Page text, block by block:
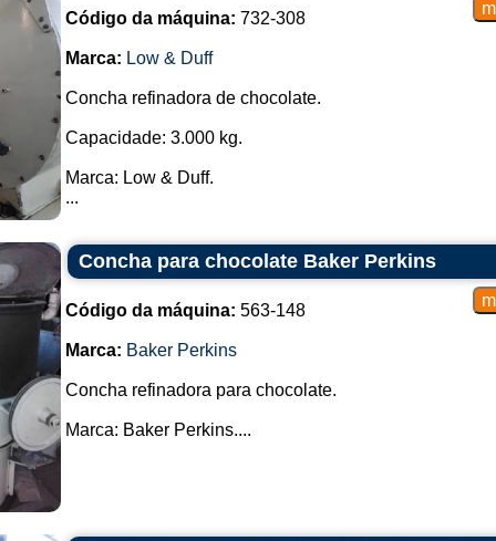
Código da máquina: 732-308
Marca: Low & Duff
Concha refinadora de chocolate.
Capacidade: 3.000 kg.
Marca: Low & Duff.
...
Concha para chocolate Baker Perkins
Código da máquina: 563-148
Marca: Baker Perkins
Concha refinadora para chocolate.
Marca: Baker Perkins....